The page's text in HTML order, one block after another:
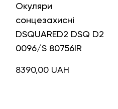
Окуляри
сонцезахисні
DSQUARED2 DSQ D2
0096/S 80756IR
8390,00 UAH